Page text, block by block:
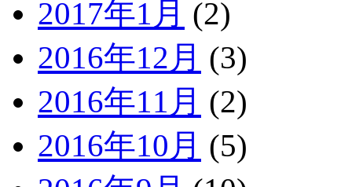
2017年1月 (2)
2016年12月 (3)
2016年11月 (2)
2016年10月 (5)